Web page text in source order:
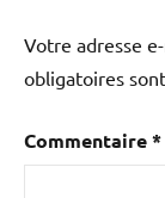
Votre adresse
obligatoires
Commentaire*